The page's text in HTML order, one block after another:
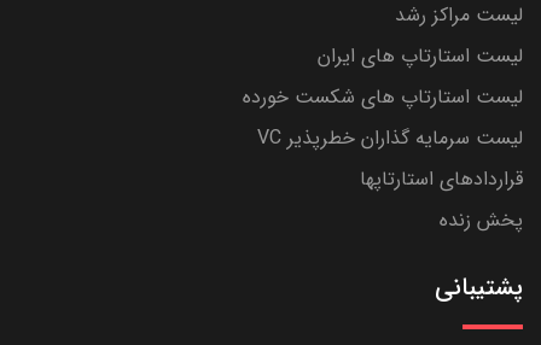
لیست مراکز رشد
لیست استارتاپ های ایران
لیست استارتاپ های شکست خورده
لیست سرمایه گذاران خطرپذیر VC
قراردادهای استارتاپها
پخش زنده
پشتیبانی